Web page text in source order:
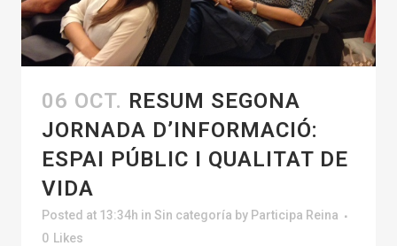
06 OCT. RESUM SEGONA
JORNADA D’INFORMACIÓ:
ESPAI PÚBLIC I QUALITAT DE
VIDA
Posted at 13:34h in Sin categoría by Participa Reina
0 Likes